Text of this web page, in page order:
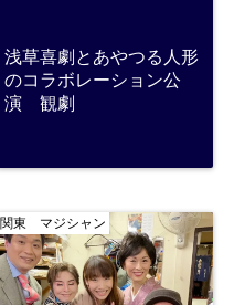
浅草喜劇とあやつる人形
のコラボレーション公
演 観劇
関東 マジシャン